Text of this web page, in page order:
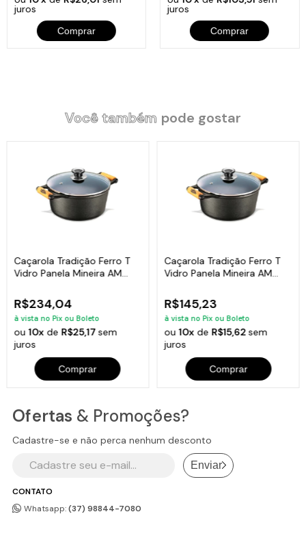
Alça: Madeira.
Peso: 5,55Kg.
Litragem: 4L.
Caçarola Tradição Panela Mineira Alça Madeira 24cm 4L
Código:235PM
juros
Comprar
juros
Comprar
Você também pode gostar
Caçarola Tradição Ferro T
Vidro Panela Mineira AM
R$234,04
à vista no Pix ou Boleto
ou10x de R$25,17sem
juros
Comprar
Caçarola Tradição Ferro T
Vidro Panela Mineira AM
R$145,23
à vista no Pix ou Boleto
ou10x de R$15,62sem
juros
Comprar
CONTATO
Whatsapp:(37) 98844-7080
Ofertas & Promoções?
Cadastre-se e não perca nenhum desconto
Enviar